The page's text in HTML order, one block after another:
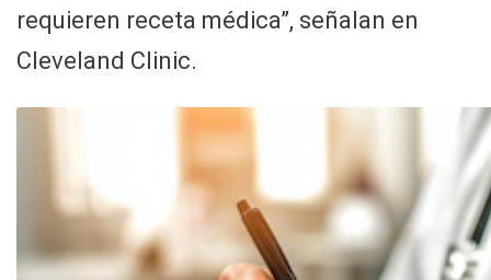
requieren receta médica”, señalan en
Cleveland Clinic.